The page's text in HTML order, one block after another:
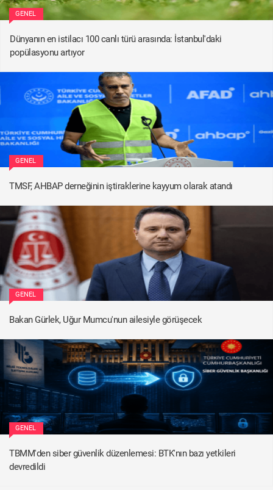
GENEL
Dünyanın en istilacı 100 canlı türü arasında: İstanbul'daki
popülasyonu artıyor
GENEL
TMSF, AHBAP derneğinin iştiraklerine kayyum olarak atandı
GENEL
Bakan Gürlek, Uğur Mumcu'nun ailesiyle görüşecek
GENEL
TBMM'den siber güvenlik düzenlemesi: BTK'nın bazı yetkileri
devredildi